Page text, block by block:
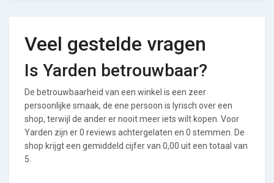
Veel gestelde vragen
Is Yarden betrouwbaar?
De betrouwbaarheid van een winkel is een zeer
persoonlijke smaak, de ene persoon is lyrisch over een
shop, terwijl de ander er nooit meer iets wilt kopen. Voor
Yarden zijn er 0 reviews achtergelaten en 0 stemmen. De
shop krijgt een gemiddeld cijfer van 0,00 uit een totaal van
5.